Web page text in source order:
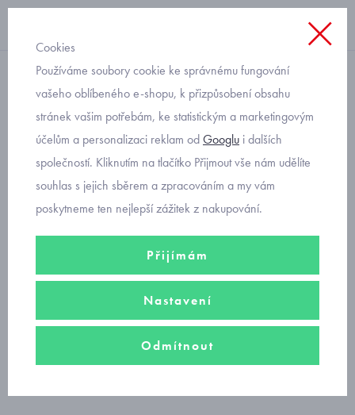
s krátkým rukávem
dětské žluté triko se žirafou
Mayoral 3091-60
Cookies
Používáme soubory cookie ke správnému fungování
vašeho oblíbeného e-shopu, k přizpůsobení obsahu
stránek vašim potřebám, ke statistickým a marketingovým
účelům a personalizaci reklam odGooglu i dalších
společností. Kliknutím na tlačítko Přijmout vše nám udělíte
souhlas s jejich sběrem a zpracováním a my vám
poskytneme ten nejlepší zážitek z nakupování.
Přijímám
Nastavení
Odmítnout